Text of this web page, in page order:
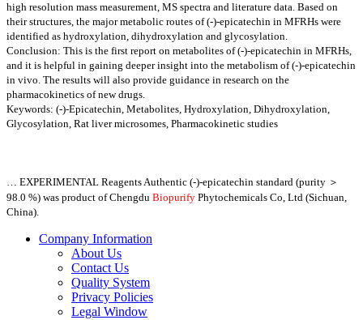
high resolution mass measurement, MS spectra and literature data. Based on
their structures, the major metabolic routes of (-)-epicatechin in MFRHs were
identified as hydroxylation, dihydroxylation and glycosylation.
Conclusion: This is the first report on metabolites of (-)-epicatechin in MFRHs,
and it is helpful in gaining deeper insight into the metabolism of (-)-epicatechin
in vivo. The results will also provide guidance in research on the
pharmacokinetics of new drugs.
Keywords: (-)-Epicatechin, Metabolites, Hydroxylation, Dihydroxylation,
Glycosylation, Rat liver microsomes, Pharmacokinetic studies
… EXPERIMENTAL Reagents Authentic (-)-epicatechin standard (purity ＞
98.0 %) was product of Chengdu Biopurify Phytochemicals Co, Ltd (Sichuan,
China).
Company Information
About Us
Contact Us
Quality System
Privacy Policies
Legal Window